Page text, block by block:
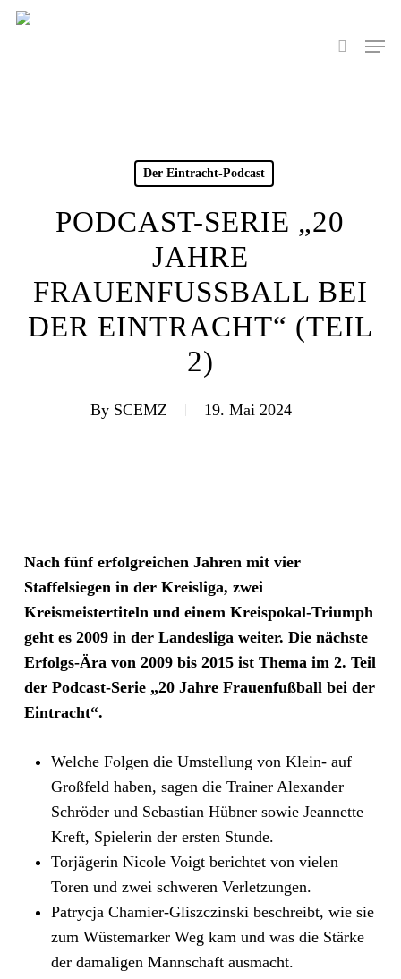
Skip
search
Menu
Der Eintracht-Podcast
PODCAST-SERIE „20
JAHRE
FRAUENFUSSBALL BEI D
ER EINTRACHT“ (TEIL 2
)
By SCEMZ 19. Mai 2024
Nach fünf erfolgreichen Jahren mit vier
Staffelsiegen in der Kreisliga, zwei
Kreismeistertiteln und einem Kreispokal-Triumph
geht es 2009 in der Landesliga weiter. Die nächste
Erfolgs-Ära von 2009 bis 2015 ist Thema im 2. Teil
der Podcast-Serie „20 Jahre Frauenfußball bei der
Eintracht“.
Welche Folgen die Umstellung von Klein- auf
Großfeld haben, sagen die Trainer Alexander
Schröder und Sebastian Hübner sowie Jeannette
Kreft, Spielerin der ersten Stunde.
Torjägerin Nicole Voigt berichtet von vielen
Toren und zwei schweren Verletzungen.
Patrycja Chamier-Gliszczinski beschreibt, wie sie
zum Wüstemarker Weg kam und was die Stärke
der damaligen Mannschaft ausmacht.